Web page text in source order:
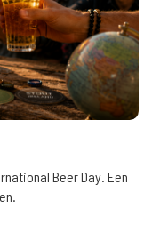
Beer Day. Een